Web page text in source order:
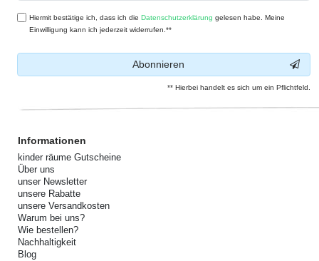
Hiermit bestätige ich, dass ich dieDaten­schutz­erklärung gelesen habe. Meine
Einwilligung kann ich jederzeit widerrufen.**
Abonnieren
** Hierbei handelt es sich um ein Pflichtfeld.
Informationen
kinder räume Gutscheine
Über uns
unser Newsletter
unsere Rabatte
unsere Versandkosten
Warum bei uns?
Wie bestellen?
Nachhaltigkeit
Blog